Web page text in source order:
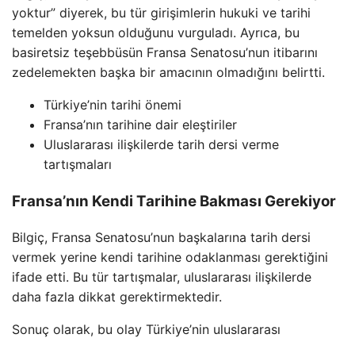
yoktur” diyerek, bu tür girişimlerin hukuki ve tarihi
temelden yoksun olduğunu vurguladı. Ayrıca, bu
basiretsiz teşebbüsün Fransa Senatosu’nun itibarını
zedelemekten başka bir amacının olmadığını belirtti.
Türkiye’nin tarihi önemi
Fransa’nın tarihine dair eleştiriler
Uluslararası ilişkilerde tarih dersi verme
tartışmaları
Fransa’nın Kendi Tarihine Bakması Gerekiyor
Bilgiç, Fransa Senatosu’nun başkalarına tarih dersi
vermek yerine kendi tarihine odaklanması gerektiğini
ifade etti. Bu tür tartışmalar, uluslararası ilişkilerde
daha fazla dikkat gerektirmektedir.
Sonuç olarak, bu olay Türkiye’nin uluslararası